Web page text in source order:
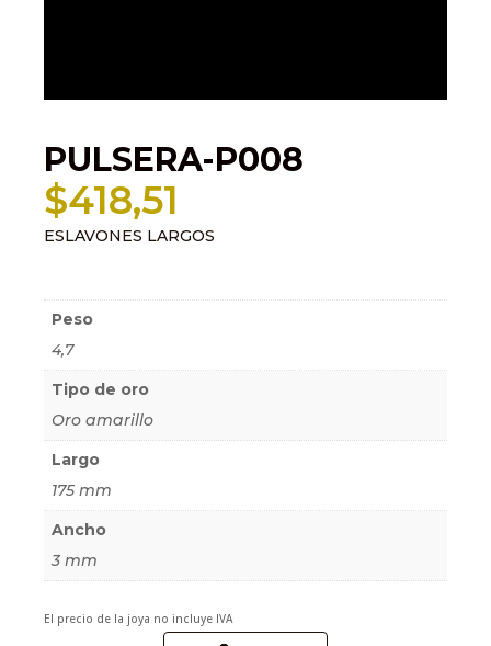
PULSERA-P008
$418,51
ESLAVONES LARGOS
Peso
4,7
Tipo de oro
Oro amarillo
Largo
175 mm
Ancho
3 mm
El precio de la joya no incluye IVA